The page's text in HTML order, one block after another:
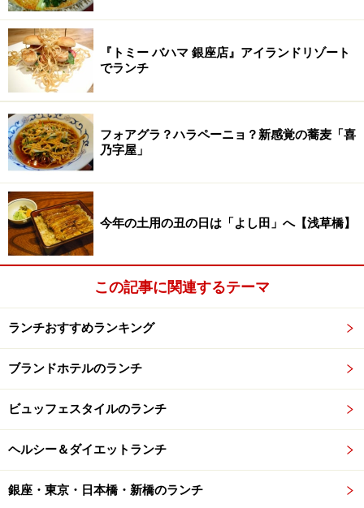
念に練り込み熟成させた麺は、どっしりとした重量感を
感じます。小麦の香りをふんだんに感じられる素朴な味
わいです。
ぶっかけ450円
さて、次のページもうどんをご紹介！
※記事内容は執筆時点のものです。最新の内容をご確認くださ
い。
※メニューや料金などのデータは、取材時または記事公開時点で
の内容です。
1/2 次のページへ
『トミー バハマ 銀座店』アイランドリゾート
でランチ
フォアグラ？ハラペーニョ？新感覚の蕎麦「喜
乃字屋」
今年の土用の丑の日は「よし田」へ【浅草橋】
この記事に関連するテーマ
ランチおすすめランキング
ブランドホテルのランチ
ビュッフェスタイルのランチ
ヘルシー＆ダイエットランチ
銀座・東京・日本橋・新橋のランチ